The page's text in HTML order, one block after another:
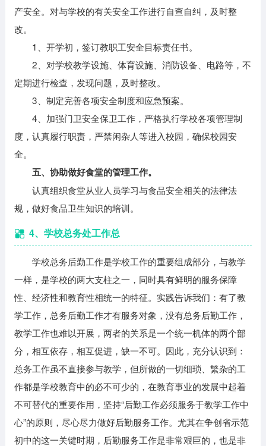
产安全。对与学校的有关安全工作进行自查自纠，及时整
改。
1、开学初，签订教职工安全目标责任书。
2、对学校教学设施、体育设施、消防设备、电路等，不
定期进行检查，发现问题，及时整改。
3、制定完善各项安全制度和应急预案。
4、加强门卫安全保卫工作，严格执行学校各项管理制
度，认真履行职责，严禁闲杂人等进入校园，确保校园安
全。
五、协助做好食堂的管理工作。
认真组织食堂从业人员学习与食品安全相关的法律法
规，做好食品卫生知识的培训。
4、学校总务处工作总
学校总务后勤工作是学校工作的重要组成部分，与教学
一样，是学校的两大支柱之一，同时具有鲜明的服务保障
性、经济性和教育性相统一的特征。实践告诉我们：有了教
学工作，总务后勤工作才有服务对象，没有总务后勤工作，
教学工作也难以开展，两者的关系是一个统一机体的两个部
分，相互依存，相互促进，缺一不可。因此，充分认识到：
总务工作虽不直接参与教学，但所做的一切细琐、繁杂的工
作都是学校教育中的必不可少的，在教育事业的发展中起着
不可替代的重要作用，坚持“后勤工作必须服务于教学工作中
心”的原则，尽心尽力做好后勤服务工作。尤其在争创省示范
初中的这一关键时期，后勤服务工作是非常艰巨的，也是非